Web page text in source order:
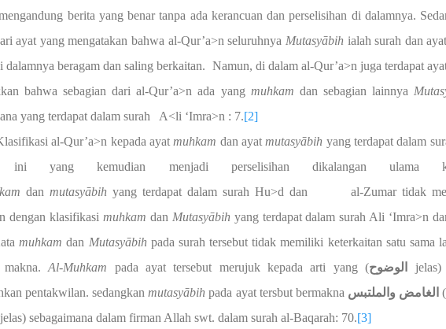
berita yang benar tanpa ada kerancuan dan perselisihan di dalamnya.
ayat yang mengatakan bahwa al-Qur’a>n seluruhnya Mutasyābih ialah surah dan
dalamnya beragam dan saling berkaitan. Namun, di dalam al-Qur’a>n juga terdapat
bahwa sebagian dari al-Qur’a>n ada yang muhkam dan sebagian lainnya
yang terdapat dalam surah A<li ‘Imra>n : 7.[2]
al-Qur’a>n kepada ayatmuhkam dan ayatmutasyābih yang terdapat dalam
ini yang kemudian menjadi perselisihan dikalangan ulama
dan mutasyābih yang terdapat dalam surah Hu>d dan al-Zumar tidak
dengan klasifikasi muhkam dan Mutasyābih yang terdapat dalam surah Ali ‘Imra>n
muhkam dan Mutasyābih pada surah tersebut tidak memiliki keterkaitan satu sama
makna.Al-Muhkam pada ayat tersebut merujuk kepada arti yang)الوضوح jelas)
pentakwilan. sedangkanmutasyābihpada ayat tersbut bermakna الغامض والملتبس
sebagaimana dalam firman Allah swt. dalam surah al-Baqarah: 70.[3]